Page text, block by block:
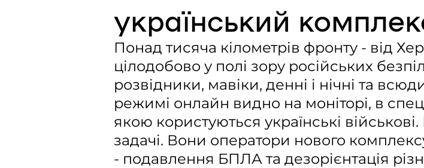
український
Понад тисяча кілометрів фронту - від
цілодобово у полі зору російських
розвідники, мавіки, денні і нічні та
режимі онлайн видно на моніторі, в
якою користуються українські військові.
задачі. Вони оператори нового
- подавлення БПЛА та дезорієнтація